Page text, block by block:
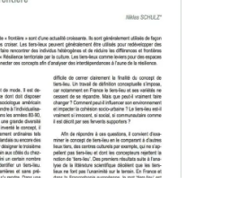
au sein de l’équipe Eaux &